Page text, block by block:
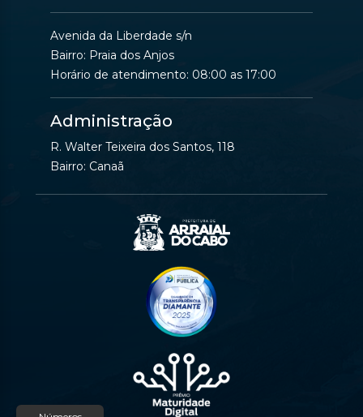
Avenida da Liberdade s/n
Bairro: Praia dos Anjos
Horário de atendimento: 08:00 as 17:00
Administração
R. Walter Teixeira dos Santos, 118
Bairro: Canaã